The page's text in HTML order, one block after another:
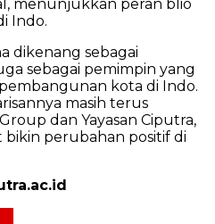
menunjukkan peran blio
Indo.
dikenang sebagai
sebagai pemimpin yang
kota di Indo.
masih terus
dan Yayasan Ciputra,
perubahan positif di